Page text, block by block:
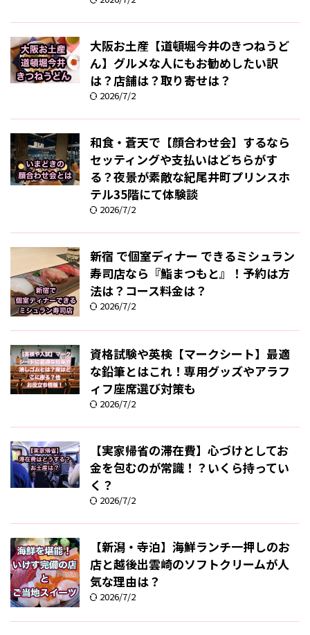
大阪お土産【道頓堀今井のきつねうど
ん】グルメな人にもお勧めしたい訳
は？店舗は？取り寄せは？
2026/7/2
和食・蒼天で【顔合わせ会】するなら
セッティングや支払いはどちらがす
る？夜景が素敵な紀尾井町プリンスホ
テル35階にて体験談
2026/7/2
新宿 で個室ディナー できるミシュラン
寿司店なら『鮨まつもと』！予約は方
法は？コース料金は？
2026/7/2
資格試験や英検【マークシート】最適
な鉛筆とはこれ！専用グッズやアラフ
ィフ座席選び対策も
2026/7/2
【実家帰省の滞在費】心づけとしてお
金を包むのが常識！？いくら持ってい
く？
2026/7/2
【新潟・寺泊】海鮮ランチ一押しのお
店と越後出雲崎のソフトクリームが人
気な理由は？
2026/7/2